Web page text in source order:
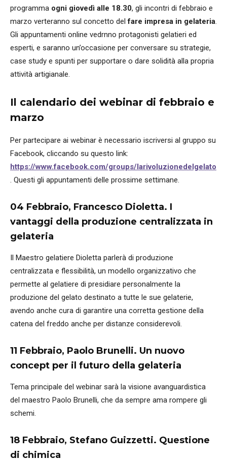
programma ogni giovedì alle 18.30, gli incontri di febbraio e
marzo verteranno sul concetto delfare impresa in gelateria.
Gli appuntamenti online vedrnno protagonisti gelatieri ed
esperti, e saranno un’occasione per conversare su strategie,
case study e spunti per supportare o dare solidità alla propria
attività artigianale.
Il calendario dei webinar di febbraio e
marzo
Per partecipare ai webinar è necessario iscriversi al gruppo su
Facebook, cliccando su questo link:
https://www.facebook.com/groups/larivoluzionedelgelato
. Questi gli appuntamenti delle prossime settimane.
04 Febbraio, Francesco Dioletta. I
vantaggi della produzione centralizzata in
gelateria
Il Maestro gelatiere Dioletta parlerà di produzione
centralizzata e flessibilità, un modello organizzativo che
permette al gelatiere di presidiare personalmente la
produzione del gelato destinato a tutte le sue gelaterie,
avendo anche cura di garantire una corretta gestione della
catena del freddo anche per distanze considerevoli.
11 Febbraio, Paolo Brunelli. Un nuovo
concept per il futuro della gelateria
Tema principale del webinar sarà la visione avanguardistica
del maestro Paolo Brunelli, che da sempre ama rompere gli
schemi.
18 Febbraio, Stefano Guizzetti. Questione
di chimica